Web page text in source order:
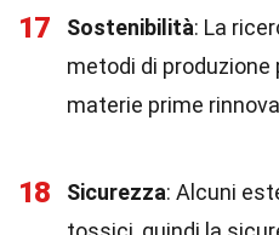
17 Sostenibilità: La
metodi di
materie prime
18 Sicurezza: Alcuni